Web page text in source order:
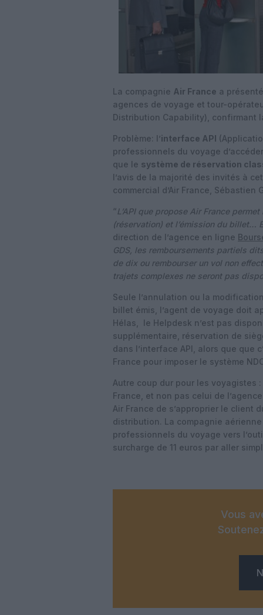
La compagnie Air France a
agences de voyage et tour-
Distribution Capability), confirmant
Problème: l’interface API
professionnels du voyage
que le système de réservation
l’avis de la majorité des invités à
commercial d’Air France, Sébastien
“L’API que propose Air France
(réservation) et l’émission du billet…
direction de l’agence en ligne
GDS, les remboursements partiels
de dix ou rembourser un vol non
trajets complexes ne seront pas
Seule l’annulation ou la
billet émis, l’agent de voyage doit
Hélas, le Helpdesk n’est pas
supplémentaire, réservation de
dans l’interface API, alors que que
France pour imposer le système
Autre coup dur pour les voyagistes
France, et non pas celui de
Air France de s’approprier le client
distribution. La compagnie
professionnels du voyage vers
surcharge de 11 euros par aller
Vous